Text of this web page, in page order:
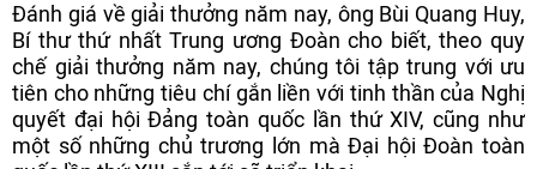
Đánh giá về giải thưởng năm nay, ông Bùi Quang Huy,
Bí thư thứ nhất Trung ương Đoàn cho biết, theo quy
chế giải thưởng năm nay, chúng tôi tập trung với ưu
tiên cho những tiêu chí gắn liền với tinh thần của Nghị
quyết đại hội Đảng toàn quốc lần thứ XIV, cũng như
một số những chủ trương lớn mà Đại hội Đoàn toàn